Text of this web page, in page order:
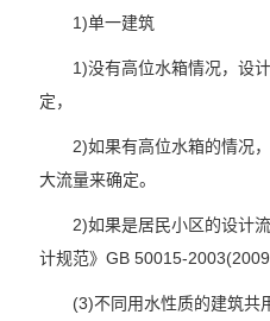
1)单一建筑
1)没有高位水箱情况，设计
定，
2)如果有高位水箱的情况，
大流量来确定。
2)如果是居民小区的设计流
计规范》GB 50015-
(3)不同用水性质的建筑共